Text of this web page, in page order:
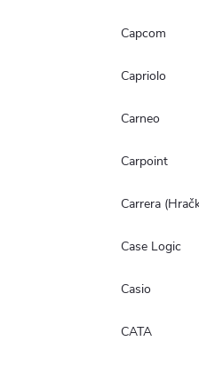
Capcom
Capriolo
Carneo
Carpoint
Carrera
Case Logic
Casio
CATA